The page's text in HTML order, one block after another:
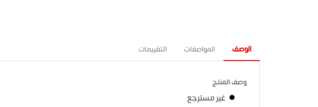
الوصف المواصفات التقييمات
وصف المنتج
غير مسترجع